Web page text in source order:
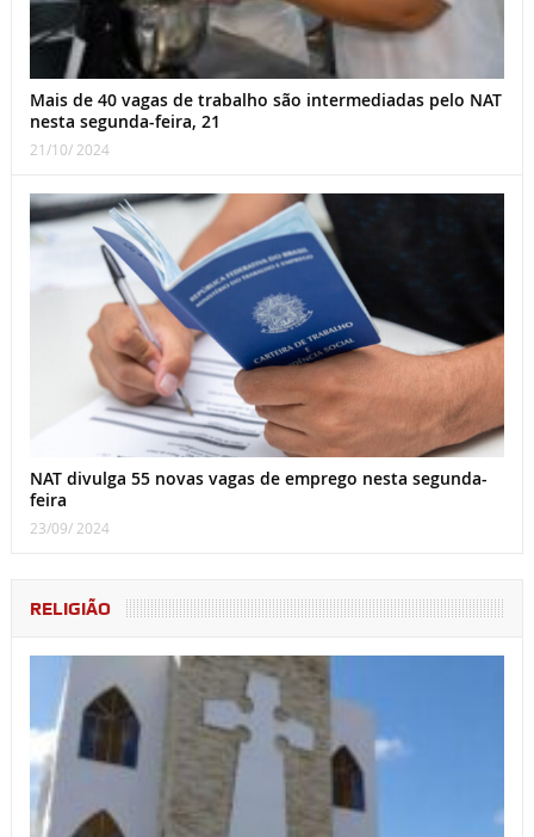
Mais de 40 vagas de trabalho são intermediadas pelo NAT
nesta segunda-feira, 21
21/10/ 2024
NAT divulga 55 novas vagas de emprego nesta segunda-
feira
23/09/ 2024
RELIGIÃO